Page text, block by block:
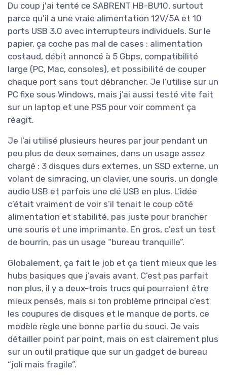
Du coup j'ai tenté ce SABRENT HB-BU10, surtout
parce qu'il a une vraie alimentation 12V/5A et 10
ports USB 3.0 avec interrupteurs individuels. Sur le
papier, ça coche pas mal de cases : alimentation
costaud, débit annoncé à 5 Gbps, compatibilité
large (PC, Mac, consoles), et possibilité de couper
chaque port sans tout débrancher. Je l’utilise sur un
PC fixe sous Windows, mais j’ai aussi testé vite fait
sur un laptop et une PS5 pour voir comment ça
réagit.
Je l’ai utilisé plusieurs heures par jour pendant un
peu plus de deux semaines, dans un usage assez
chargé : 3 disques durs externes, un SSD externe, un
volant de simracing, un clavier, une souris, un dongle
audio USB et parfois une clé USB en plus. L’idée
c’était vraiment de voir s’il tenait le coup côté
alimentation et stabilité, pas juste pour brancher
une souris et une imprimante. En gros, c’est un test
de bourrin, pas un usage “bureau tranquille”.
Globalement, ça fait le job et ça tient mieux que les
hubs basiques que j’avais avant. C’est pas parfait
non plus, il y a deux-trois trucs qui pourraient être
mieux pensés, mais si ton problème principal c’est
les coupures de disques et le manque de ports, ce
modèle règle une bonne partie du souci. Je vais
détailler point par point, mais on est clairement plus
sur un outil pratique que sur un gadget de bureau
“joli mais fragile”.